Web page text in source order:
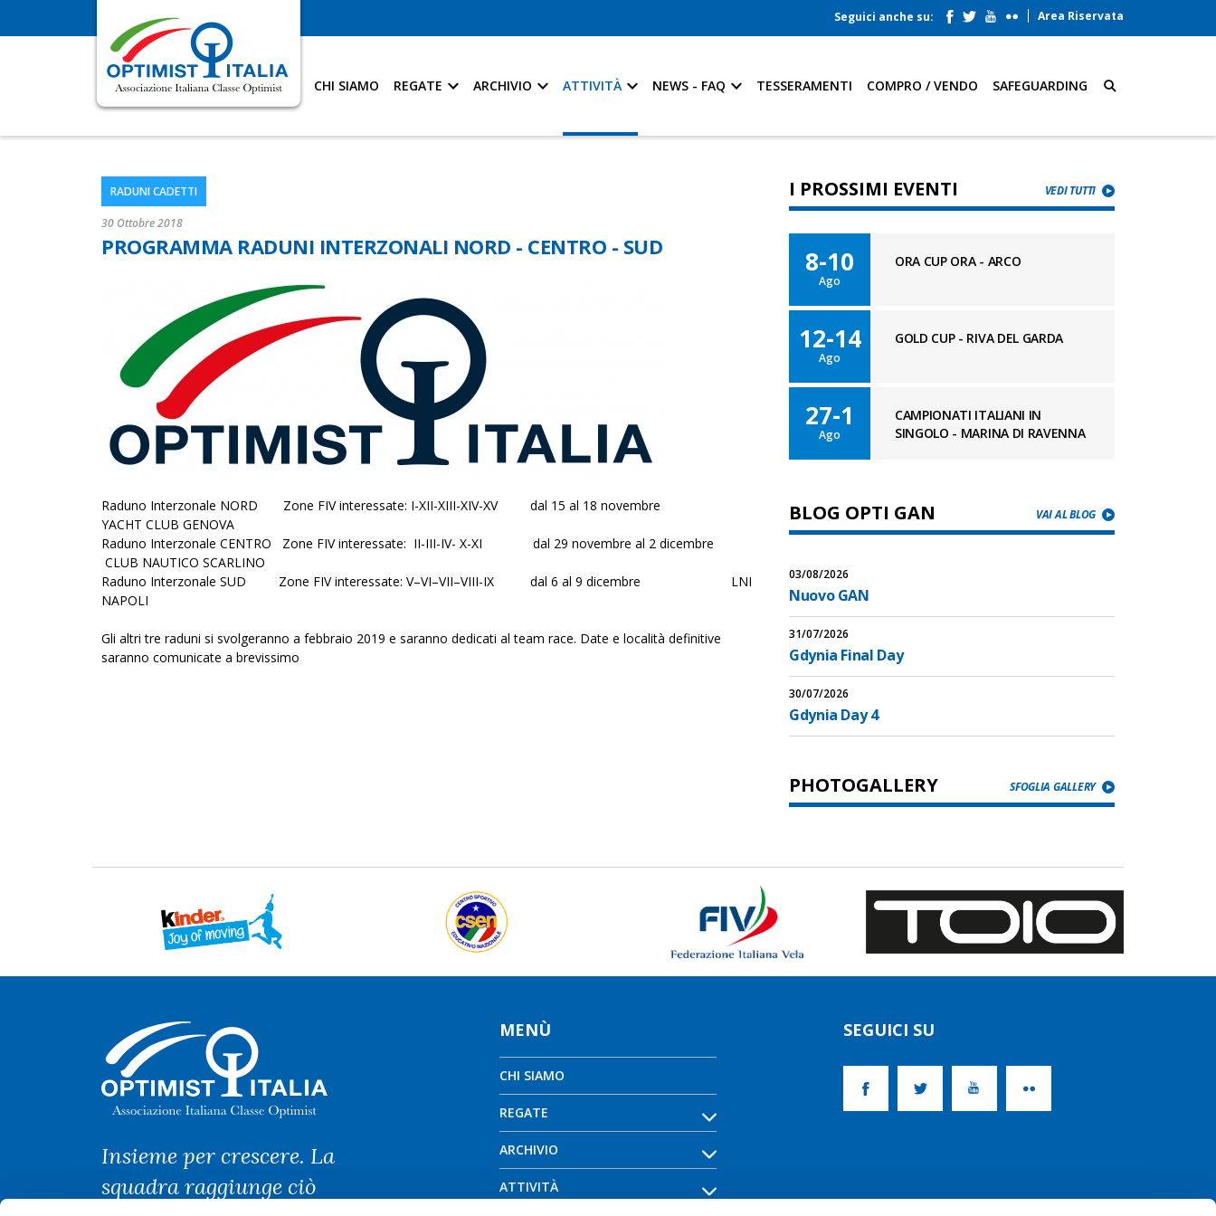
Area Riservata
Seguici anche su:
CHI SIAMO REGATE ARCHIVIO ATTIVITÀ NEWS - FAQ TESSERAMENTI COMPRO / VENDO SAFEGUARDING
RADUNI CADETTI
30 Ottobre 2018
PROGRAMMA RADUNI INTERZONALI NORD - CENTRO - SUD
Raduno Interzonale NORD Zone FIV interessate: I-XII-XIII-XIV-XV dal 15 al 18 novembre
YACHT CLUB GENOVA
Raduno Interzonale CENTRO Zone FIV interessate: II-III-IV- X-XI dal 29 novembre al 2 dicembre
CLUB NAUTICO SCARLINO
Raduno Interzonale SUD Zone FIV interessate: V–VI–VII–VIII-IX dal 6 al 9 dicembre LNI
NAPOLI
Gli altri tre raduni si svolgeranno a febbraio 2019 e saranno dedicati al team race. Date e località definitive
saranno comunicate a brevissimo
I PROSSIMI EVENTI VEDI TUTTI
8-10
Ago
ORA CUP ORA - ARCO
12-14
Ago
GOLD CUP - RIVA DEL GARDA
27-1
Ago
CAMPIONATI ITALIANI IN
SINGOLO - MARINA DI RAVENNA
BLOG OPTI GAN VAI AL BLOG
03/08/2026
Nuovo GAN
31/07/2026
Gdynia Final Day
30/07/2026
Gdynia Day 4
PHOTOGALLERY SFOGLIA GALLERY
Insieme per crescere. La
squadra raggiunge ciò
MENÙ
CHI SIAMO
REGATE
ARCHIVIO
ATTIVITÀ
SEGUICI SU